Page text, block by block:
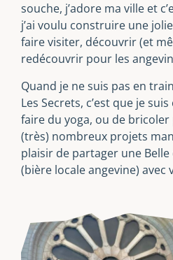
souche, j’adore ma ville et
j’ai voulu construire une
faire visiter, découvrir (et
redécouvrir pour les
Quand je ne suis pas en
Les Secrets, c’est que je
faire du yoga, ou de
(très) nombreux projets
plaisir de partager une Belle
(bière locale angevine) avec